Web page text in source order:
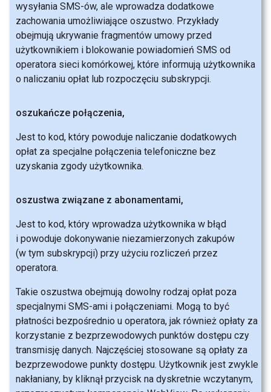
wysyłania SMS-ów, ale wprowadza dodatkowe
zachowania umożliwiające oszustwo. Przykłady
obejmują ukrywanie fragmentów umowy przed
użytkownikiem i blokowanie powiadomień SMS od
operatora sieci komórkowej, które informują użytkownika
o naliczaniu opłat lub rozpoczęciu subskrypcji.
oszukańcze połączenia,
Jest to kod, który powoduje naliczanie dodatkowych
opłat za specjalne połączenia telefoniczne bez
uzyskania zgody użytkownika.
oszustwa związane z abonamentami,
Jest to kod, który wprowadza użytkownika w błąd
i powoduje dokonywanie niezamierzonych zakupów
(w tym subskrypcji) przy użyciu rozliczeń przez
operatora.
Takie oszustwa obejmują dowolny rodzaj opłat poza
specjalnymi SMS-ami i połączeniami. Mogą to być
płatności bezpośrednio u operatora, jak również opłaty za
korzystanie z bezprzewodowych punktów dostępu czy
transmisję danych. Najczęściej stosowane są opłaty za
bezprzewodowe punkty dostępu. Użytkownik jest zwykle
nakłaniany, by kliknął przycisk na dyskretnie wczytanym,